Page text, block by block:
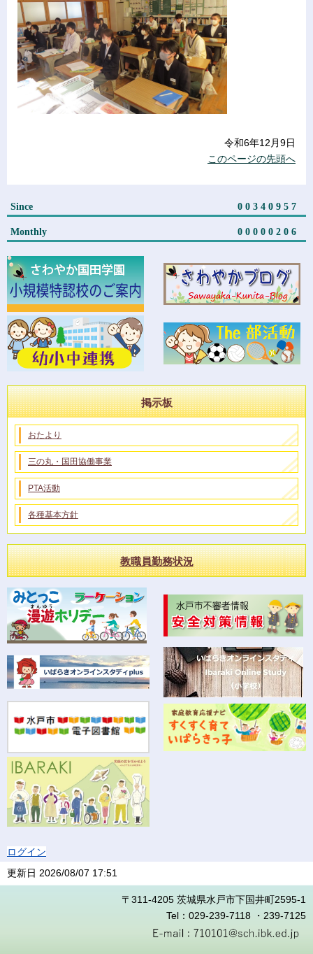
Since 00340957
Monthly 00000206
掲示板
おたより
三の丸・国田協働事業
PTA活動
各種基本方針
教職員勤務状況
令和6年12月9日
このページの先頭へ
更新日 2026/08/07 17:51
ログイン
〒311-4205 茨城県水戸市下国井町2595-1
Tel：029-239-7118 ・239-7125